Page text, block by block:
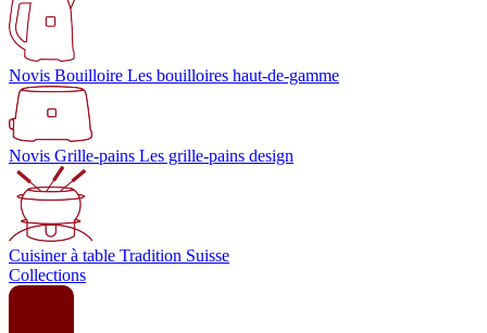
Novis Bouilloire Les bouilloires haut-de-gamme
Novis Grille-pains Les grille-pains design
Cuisiner à table Tradition Suisse
Collections